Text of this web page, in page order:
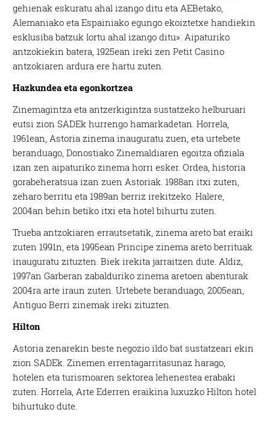
gehienak eskuratu ahal izango ditu eta AEBetako,
Alemaniako eta Espainiako egungo ekoiztetxe handiekin
esklusiba batzuk lortu ahal izango ditu». Aipaturiko
antzokiekin batera, 1925ean ireki zen Petit Casino
antzokiaren ardura ere hartu zuten.
Hazkundea eta egonkortzea
Zinemagintza eta antzerkigintza sustatzeko helburuari
eutsi zion SADEk hurrengo hamarkadetan. Horrela,
1961ean, Astoria zinema inauguratu zuen, eta urtebete
beranduago, Donostiako Zinemaldiaren egoitza ofiziala
izan zen aipaturiko zinema horri esker. Ordea, historia
gorabeheratsua izan zuen Astoriak. 1988an itxi zuten,
zeharo berritu eta 1989an berriz irekitzeko. Halere,
2004an behin betiko itxi eta hotel bihurtu zuten.
Trueba antzokiaren errautsetatik, zinema areto bat eraiki
zuten 1991n, eta 1995ean Principe zinema areto berrituak
inauguratu zituzten. Biek irekita jarraitzen dute. Aldiz,
1997an Garberan zabalduriko zinema aretoen abenturak
2004ra arte iraun zuten. Urtebete beranduago, 2005ean,
Antiguo Berri zinemak ireki zituzten.
Hilton
Astoria zenarekin beste negozio ildo bat sustatzeari ekin
zion SADEk. Zinemen errentagarritasunaz harago,
hotelen eta turismoaren sektorea lehenestea erabaki
zuten. Horrela, Arte Ederren eraikina luxuzko Hilton hotel
bihurtuko dute.